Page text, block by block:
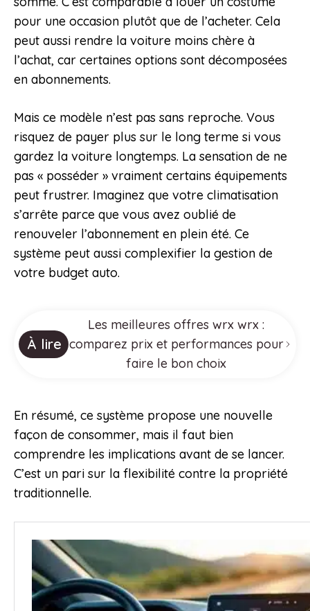
pour une occasion plutôt que de l’acheter. Cela
peut aussi rendre la voiture moins chère à
l’achat, car certaines options sont décomposées
en abonnements.
Mais ce modèle n’est pas sans reproche. Vous
risquez de payer plus sur le long terme si vous
gardez la voiture longtemps. La sensation de ne
pas « posséder » vraiment certains équipements
peut frustrer. Imaginez que votre climatisation
s’arrête parce que vous avez oublié de
renouveler l’abonnement en plein été. Ce
système peut aussi complexifier la gestion de
votre budget auto.
À lire
Les meilleures offres wrx wrx :
comparez prix et performances pour
faire le bon choix
En résumé, ce système propose une nouvelle
façon de consommer, mais il faut bien
comprendre les implications avant de se lancer.
C’est un pari sur la flexibilité contre la propriété
traditionnelle.